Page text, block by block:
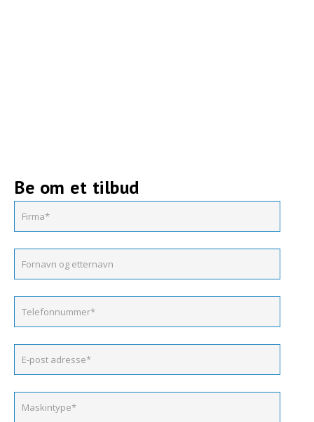
Be om et tilbud